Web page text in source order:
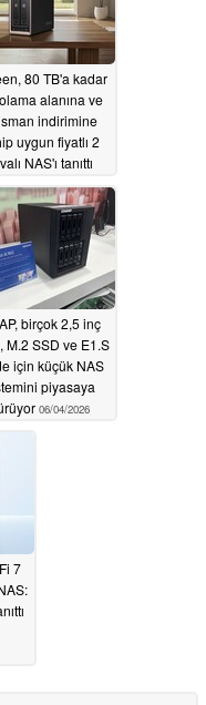
80 TB'a kadar
alanına ve
indirimine
uygun fiyatlı 2
NAS'ı tanıttı
06/08/2026
birçok 2,5 inç
M.2 SSD ve E1.S
için küçük NAS
piyasaya
06/04/2026
7